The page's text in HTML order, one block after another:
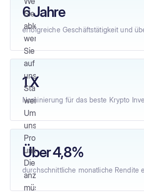
6 Jahre
erfolgreiche Geschäftstätigkeit und
1 X
Nominierung für das beste Krypto
Über 4,8%
durchschnittliche monatliche Rendite
Sie
ablehnen,
werden
Sie
auf
unsere
Startseite
weitergeleitet.
Um
unsere
Produkte
und
Dienstleistungen
anzusehen,
müssen